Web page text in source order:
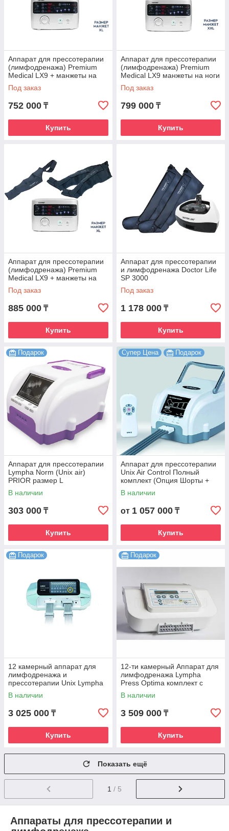
Аппарат для прессотерапии
(лимфодренажа) Premium
Medical LX9 + манжеты на
ноги (XL) + пояс для
похудения
Под заказ
752 000 ₸
Купить
Аппарат для прессотерапии
(лимфодренажа) Premium
Medical LX9 манжеты на ноги
(xxl), пояс для похудения
Под заказ
799 000 ₸
Купить
Аппарат для прессотерапии
(лимфодренажа) Premium
Medical LX9 + манжеты на
ноги (XL) + манжета на руку
Под заказ
885 000 ₸
Купить
Аппарат для прессотерапии
и лимфодренажа Doctor Life
SP 3000
Под заказ
1 178 000 ₸
Купить
Подарок
Аппарат для прессотерапии
Lympha Norm (Unix air)
PRIOR размер L
В наличии
303 000 ₸
Купить
Супер Цена Подарок
Аппарат для прессотерапии
Unix Air Control Полный
комплект (Опция Шорты +
Опция Рука 2 шт + Т
коннектор)
В наличии
от 1 057 000 ₸
Купить
Подарок
12 камерный аппарат для
лимфодренажа и
прессотерапии Unix Lympha
Master
В наличии
3 025 000 ₸
Купить
Подарок
12-ти камерный Аппарат для
лимфодренажа Lympha
Press Optima комплект с
комбинезоном
В наличии
3 509 000 ₸
Купить
Показать ещё
1 / 5
Аппараты для прессотерапии и